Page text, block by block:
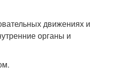
движениях и
органы и